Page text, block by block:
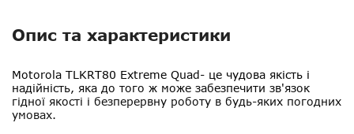
Опис та характеристики
Motorola TLKRT80 Extreme Quad- це чудова якість і
надійність, яка до того ж може забезпечити зв'язок
гідної якості і безперервну роботу в будь-яких погодних
умовах.